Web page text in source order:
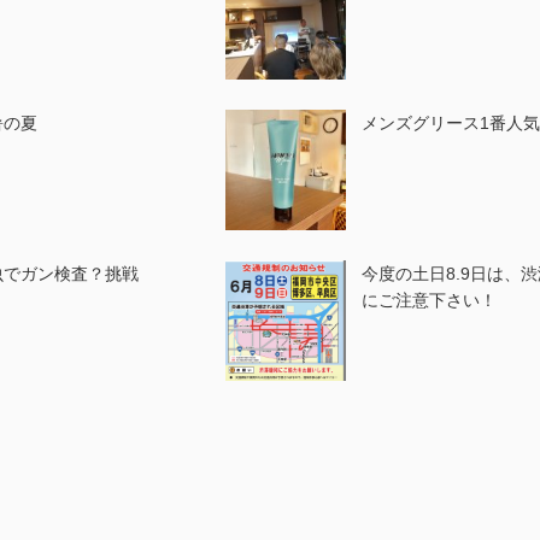
夏 メンズグリース1番人気
でガン検査？挑戦
今度の土日8.9日は、
にご注意下さい！